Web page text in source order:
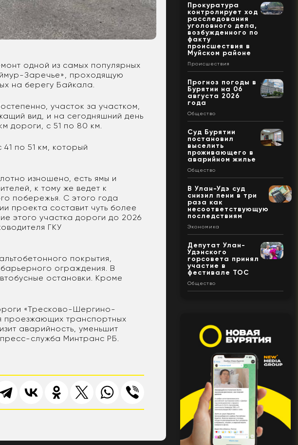
одной из самых популярных
Заречье», проходящую
на берегу Байкала.
участок за участком,
вид, и на сегодняшний день
дороги, с 51 по 80 км.
по 51 км, который
изношено, есть ямы и
к тому же ведет к
побережья. С этого года
проекта составит чуть более
этого участка дороги до 2026
ГКУ
покрытия,
ограждения. В
остановки. Кроме
«Тресково-Шергино-
проезжающих транспортных
аварийность, уменьшит
служба Минтранс РБ.
Прокуратура
контролирует ход
расследования
уголовного дела,
возбужденного по
факту
происшествия в
Муйском районе
Происшествия
Прогноз погоды в
Бурятии на 06
августа 2026
года
Общество
Суд Бурятии
постановил
выселить
проживающего в
аварийном жилье
Общество
В Улан-Удэ суд
снизил пени в три
раза как
несоответствующую
последствиям
Экономика
Депутат Улан-
Удэнского
горсовета принял
участие в
фестивале ТОС
Общество